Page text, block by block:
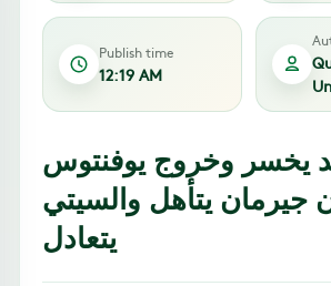
Publish time
12:19 AM
يخسر وخروج يوفنتوس
جيرمان يتأهل والسيتي
يتعادل